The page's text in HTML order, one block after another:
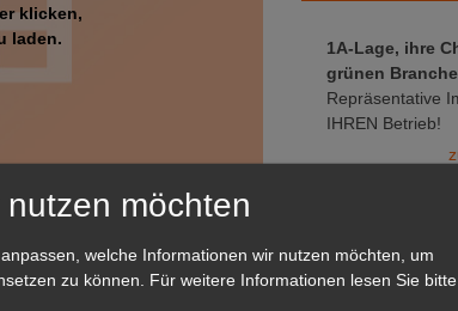
klicken,
laden.
1A-Lage, ihre
grünen Branche
Repräsentative
IHREN Betrieb!
GABOT
möchten
welche Informationen wir nutzen möchten, um
zu können.
Für weitere Informationen lesen Sie bitte